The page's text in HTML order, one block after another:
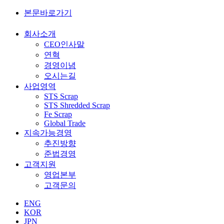
본문바로가기
회사소개
CEO인사말
연혁
경영이념
오시는길
사업영역
STS Scrap
STS Shredded Scrap
Fe Scrap
Global Trade
지속가능경영
추진방향
준법경영
고객지원
영업본부
고객문의
ENG
KOR
JPN